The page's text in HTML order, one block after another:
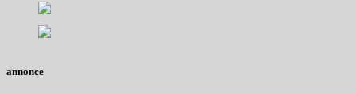
annonce